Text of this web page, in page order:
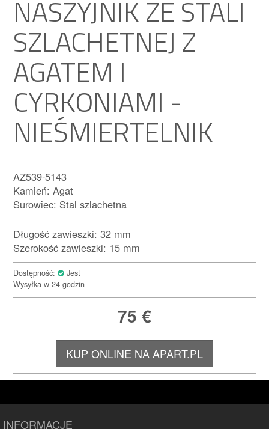
NASZYJNIK ZE STALI
SZLACHETNEJ Z
AGATEM I
CYRKONIAMI -
NIEŚMIERTELNIK
AZ539-5143
Kamień: Agat
Surowiec: Stal szlachetna
Długość zawieszki: 32 mm
Szerokość zawieszki: 15 mm
Dostępność:
Jest
Wysyłka w 24 godzin
75 €
KUP ONLINE NA APART.PL
INFORMACJE